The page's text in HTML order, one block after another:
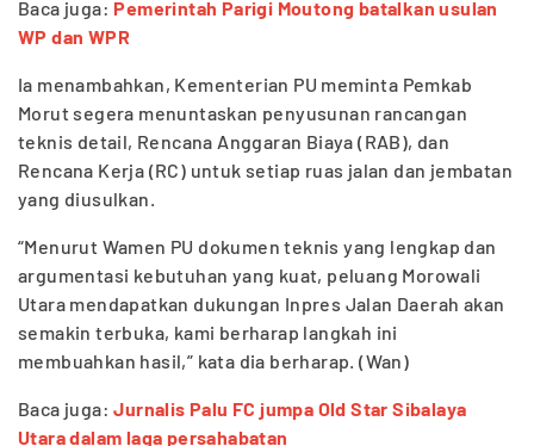
Baca juga: Pemerintah Parigi Moutong batalkan usulan
WP dan WPR
Ia menambahkan, Kementerian PU meminta Pemkab
Morut segera menuntaskan penyusunan rancangan
teknis detail, Rencana Anggaran Biaya (RAB), dan
Rencana Kerja (RC) untuk setiap ruas jalan dan jembatan
yang diusulkan.
“Menurut Wamen PU dokumen teknis yang lengkap dan
argumentasi kebutuhan yang kuat, peluang Morowali
Utara mendapatkan dukungan Inpres Jalan Daerah akan
semakin terbuka, kami berharap langkah ini
membuahkan hasil,” kata dia berharap. (Wan)
Baca juga:Jurnalis Palu FC jumpa Old Star Sibalaya
Utara dalam laga persahabatan